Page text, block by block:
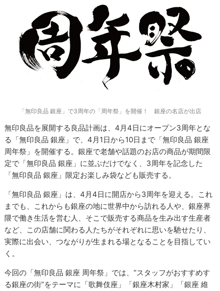
「無印良品 銀座」で3周年の「周年祭」を開催！ 銀座の名店が出店
無印良品を展開する良品計画は、4月4日にオープン3周年とな
る「無印良品 銀座」で、4月1日から10日まで「無印良品 銀座
周年祭」を開催する。銀座で老舗や話題のお店の商品が期間限
定で「無印良品 銀座」に並ぶだけでなく、3周年を記念した
「無印良品 銀座」限定お楽しみ袋なども販売する。
「無印良品 銀座」は、4月4日に開店から3周年を迎える。これ
までも、これからも銀座の地に世界中から訪れる人や、銀座界
隈で働き生活を営む人、そこで販売する商品を生み出す生産者
など、この店舗に関わる人たちがそれぞれに思いを馳せたり、
実際に出会い、つながりが生まれる場となることを目指してい
く。
今回の「無印良品 銀座 周年祭」では、“スタッフがおすすめす
る銀座の街”をテーマに「歌舞伎座」「銀座木村家」「銀座 維